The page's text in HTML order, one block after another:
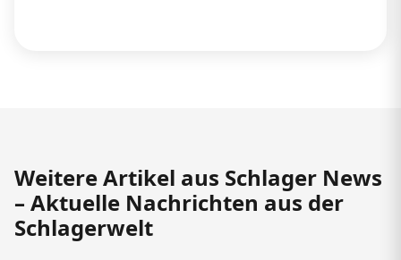
Weitere Artikel aus Schlager News
– Aktuelle Nachrichten aus der
Schlagerwelt